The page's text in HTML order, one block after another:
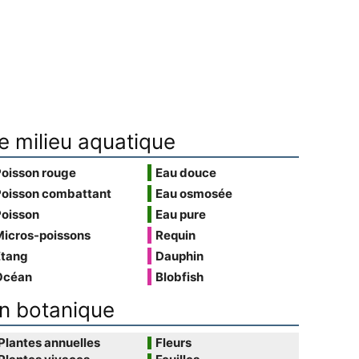
milieu aquatique
rouge
combattant
poissons
Eau douce
Eau osmosée
Eau pure
Requin
Dauphin
Blobfish
botanique
annuelles
Fleurs